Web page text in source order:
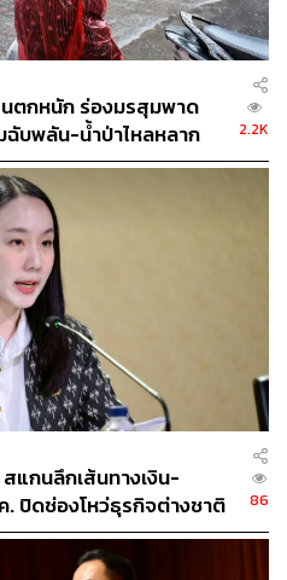
ระหว่างอายุขัยกับสุขภาพที่ดี’
ตยาวนานขึ้น นั่นไม่ได้
รงขึ้น การลงทุนในสุขภาพ
ดอายุที่ยืนยาว โดยมุ่งเน้นที่
คุณภาพ เต็มไปด้วยพลัง และ
งกัน’ บทบาทใหม่ของประกัน
ตมักถูกมองว่าเป็น ‘เงินก้อน
โลกเปลี่ยนไปแล้ว ธุรกิจ
นธมิตรด้านสุขภาพ’ ที่ช่วยดูแล
งกัน’ ให้ผลลัพธ์ที่คุ้มค่ากว่า
ริษัทประกัน
กันชีวิตในยุค Wellness
คโนโลยีและบริการสุขภาพเข้า
ช่น
ตกหนัก ร่องมรสุมพาด
ฉับพลัน-น้ำป่าไหลหลาก
2.2K
แกนลึกเส้นทางเงิน-
. ปิดช่องโหว่ธุรกิจต่างชาติ
86